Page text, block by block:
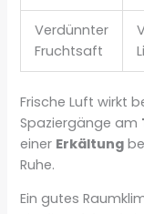
Verdünnter
Fruchtsaft
Frische Luft wirkt
Spaziergänge am
einer Erkältung
Ruhe.
Ein gutes